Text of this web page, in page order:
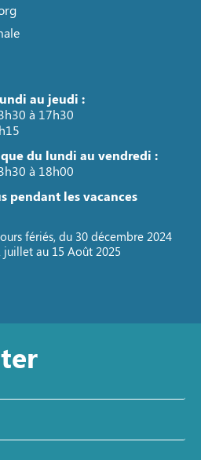
au jeudi :
à 17h30
du lundi au vendredi :
à 18h00
pendant les vacances
fériés, du 30 décembre 2024
juillet au 15 Août 2025